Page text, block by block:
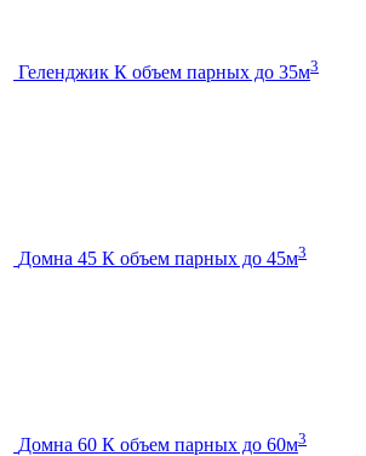
Геленджик К объем парных до 35м3
Домна 45 К объем парных до 45м3
Домна 60 К объем парных до 60м3